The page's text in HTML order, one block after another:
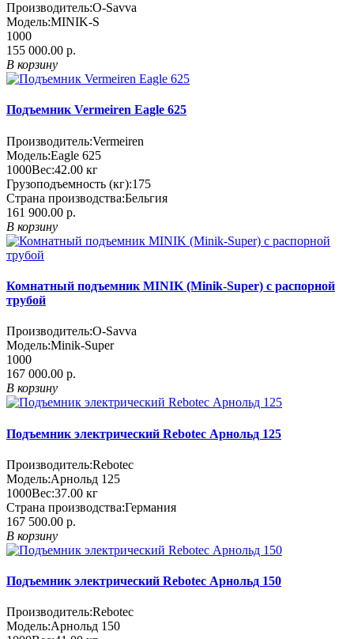
Производитель:O-Savva
Модель:MINIK-S
1000
155 000.00 р.
В корзину
Подъемник Vermeiren Eagle 625
Производитель:Vermeiren
Модель:Eagle 625
1000Вес:42.00 кг
Грузоподъемность (кг):175
Страна производства:Бельгия
161 900.00 р.
В корзину
Комнатный подъемник MINIK (Minik-Super) с распорной
трубой
Производитель:O-Savva
Модель:Minik-Super
1000
167 000.00 р.
В корзину
Подъемник электрический Rebotec Арнольд 125
Производитель:Rebotec
Модель:Арнольд 125
1000Вес:37.00 кг
Страна производства:Германия
167 500.00 р.
В корзину
Подъемник электрический Rebotec Арнольд 150
Производитель:Rebotec
Модель:Арнольд 150